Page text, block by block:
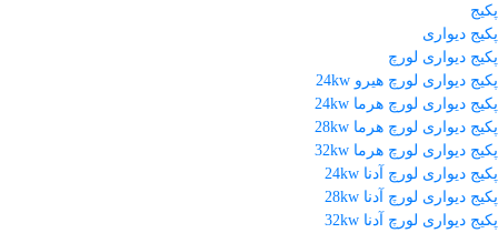
پکیج
پکیج دیواری
پکیج دیواری لورچ
پکیج دیواری لورچ هیرو 24kw
پکیج دیواری لورچ هرما 24kw
پکیج دیواری لورچ هرما 28kw
پکیج دیواری لورچ هرما 32kw
پکیج دیواری لورچ آدنا 24kw
پکیج دیواری لورچ آدنا 28kw
پکیج دیواری لورچ آدنا 32kw